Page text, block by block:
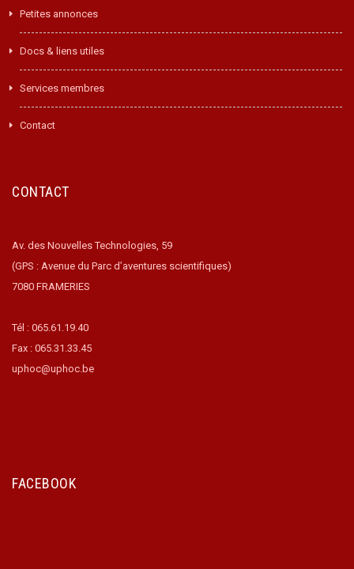
Petites annonces
Docs & liens utiles
Services membres
Contact
CONTACT
Av. des Nouvelles Technologies, 59
(GPS : Avenue du Parc d’aventures scientifiques)
7080 FRAMERIES
Tél : 065.61.19.40
Fax : 065.31.33.45
uphoc@uphoc.be
FACEBOOK